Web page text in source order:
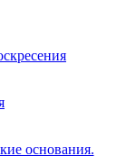
основания.